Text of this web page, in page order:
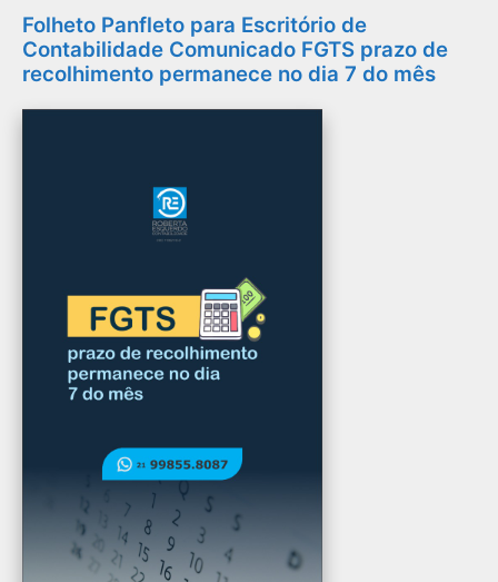
Folheto Panfleto para Escritório de
Contabilidade Comunicado FGTS prazo de
recolhimento permanece no dia 7 do mês